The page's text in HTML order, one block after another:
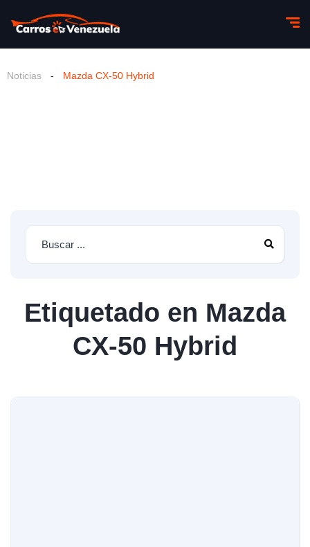
Noticias - Mazda CX-50 Hybrid
Etiquetado en Mazda
CX-50 Hybrid